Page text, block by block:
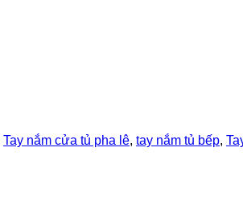
Tay nắm cửa tủ pha lê, tay nắm tủ bếp,